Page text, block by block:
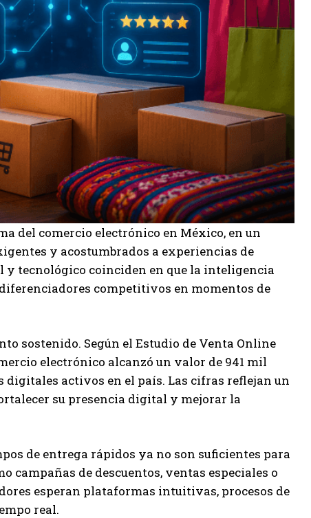
del comercio electrónico en México, en un
y acostumbrados a experiencias de
y tecnológico coinciden en que la inteligencia
competitivos en momentos de
sostenido. Según el Estudio de Venta Online
electrónico alcanzó un valor de 941 mil
digitales activos en el país. Las cifras reflejan un
su presencia digital y mejorar la
de entrega rápidos ya no son suficientes para
campañas de descuentos, ventas especiales o
esperan plataformas intuitivas, procesos de
real.